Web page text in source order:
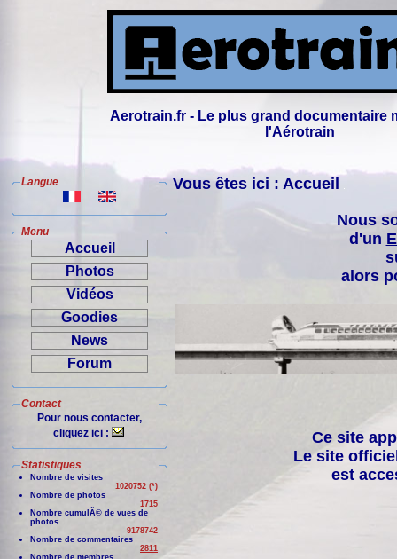
Aerotrain.fr - Le plus grand documentaire
l'Aérotrain
Langue
Menu
Accueil
Photos
Vidéos
Goodies
News
Forum
Contact
Pour nous contacter,
cliquez ici :
Statistiques
Nombre de visites
1020752 (*)
Nombre de photos
1715
Nombre cumulÃ© de vues de
photos
9178742
Nombre de commentaires
2811
Nombre de membres
Vous êtes ici : Accueil
Nous
d'un
alors
Ce site
Le site
est